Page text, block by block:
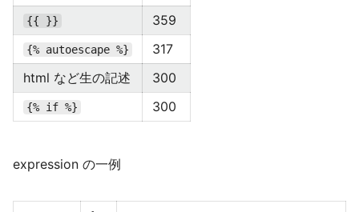
{{ }} 359
{% autoescape %}
317
html など生の記述
300
{% if %} 300
expression の一例